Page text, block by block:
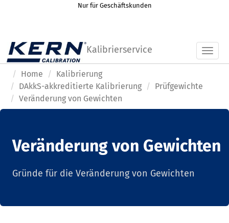
Nur für Geschäftskunden
Kalibrierservice
Home
Kalibrierung
DAkkS-akkreditierte Kalibrierung
Prüfgewichte
Veränderung von Gewichten
Veränderung von Gewichten
Gründe für die Veränderung von Gewichten